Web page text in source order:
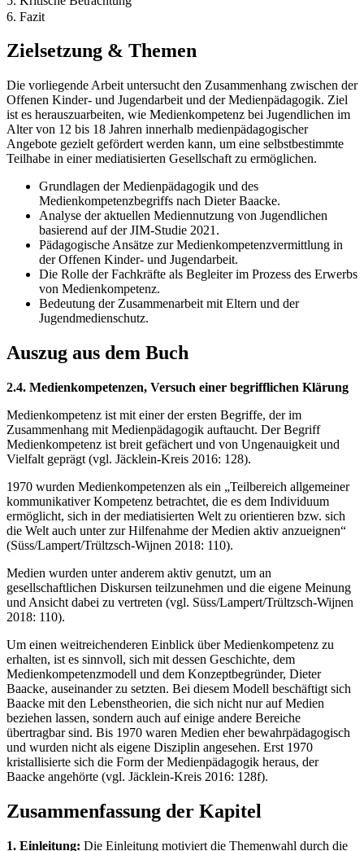
6. Fazit
Zielsetzung & Themen
Die vorliegende Arbeit untersucht den Zusammenhang zwischen der
Offenen Kinder- und Jugendarbeit und der Medienpädagogik. Ziel
ist es herauszuarbeiten, wie Medienkompetenz bei Jugendlichen im
Alter von 12 bis 18 Jahren innerhalb medienpädagogischer
Angebote gezielt gefördert werden kann, um eine selbstbestimmte
Teilhabe in einer mediatisierten Gesellschaft zu ermöglichen.
Grundlagen der Medienpädagogik und des
Medienkompetenzbegriffs nach Dieter Baacke.
Analyse der aktuellen Mediennutzung von Jugendlichen
basierend auf der JIM-Studie 2021.
Pädagogische Ansätze zur Medienkompetenzvermittlung in
der Offenen Kinder- und Jugendarbeit.
Die Rolle der Fachkräfte als Begleiter im Prozess des Erwerbs
von Medienkompetenz.
Bedeutung der Zusammenarbeit mit Eltern und der
Jugendmedienschutz.
Auszug aus dem Buch
2.4. Medienkompetenzen, Versuch einer begrifflichen Klärung
Medienkompetenz ist mit einer der ersten Begriffe, der im
Zusammenhang mit Medienpädagogik auftaucht. Der Begriff
Medienkompetenz ist breit gefächert und von Ungenauigkeit und
Vielfalt geprägt (vgl. Jäcklein-Kreis 2016: 128).
1970 wurden Medienkompetenzen als ein „Teilbereich allgemeiner
kommunikativer Kompetenz betrachtet, die es dem Individuum
ermöglicht, sich in der mediatisierten Welt zu orientieren bzw. sich
die Welt auch unter zur Hilfenahme der Medien aktiv anzueignen“
(Süss/Lampert/Trültzsch-Wijnen 2018: 110).
Medien wurden unter anderem aktiv genutzt, um an
gesellschaftlichen Diskursen teilzunehmen und die eigene Meinung
und Ansicht dabei zu vertreten (vgl. Süss/Lampert/Trültzsch-Wijnen
2018: 110).
Um einen weitreichenderen Einblick über Medienkompetenz zu
erhalten, ist es sinnvoll, sich mit dessen Geschichte, dem
Medienkompetenzmodell und dem Konzeptbegründer, Dieter
Baacke, auseinander zu setzten. Bei diesem Modell beschäftigt sich
Baacke mit den Lebenstheorien, die sich nicht nur auf Medien
beziehen lassen, sondern auch auf einige andere Bereiche
übertragbar sind. Bis 1970 waren Medien eher bewahrpädagogisch
und wurden nicht als eigene Disziplin angesehen. Erst 1970
kristallisierte sich die Form der Medienpädagogik heraus, der
Baacke angehörte (vgl. Jäcklein-Kreis 2016: 128f).
Zusammenfassung der Kapitel
1. Einleitung: Die Einleitung motiviert die Themenwahl durch die